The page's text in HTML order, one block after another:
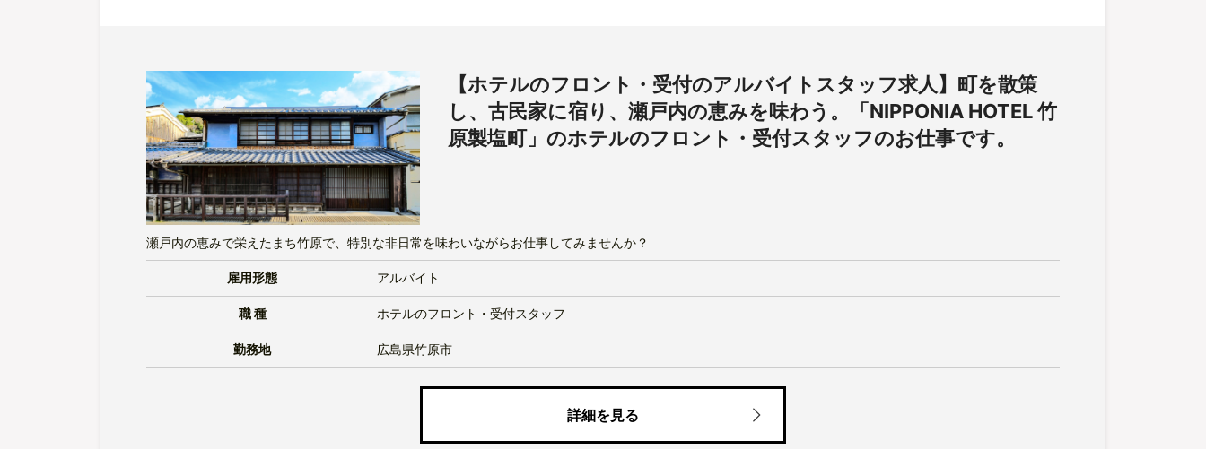
【ホテルのフロント・受付のアルバイトスタッフ求人】町を散策
し、古民家に宿り、瀬戸内の恵みを味わう。「NIPPONIA HOTEL 竹
原製塩町」のホテルのフロント・受付スタッフのお仕事です。
瀬戸内の恵みで栄えたまち竹原で、特別な非日常を味わいながらお仕事してみませんか？
雇用形態 アルバイト
職 種 ホテルのフロント・受付スタッフ
勤務地 広島県竹原市
詳細を見る